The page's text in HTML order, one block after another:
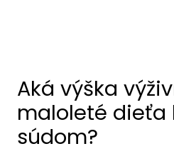
Aká výška
maloleté dieťa
súdom?